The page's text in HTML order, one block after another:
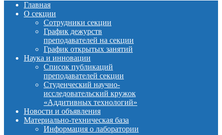
Главная
О секции
Сотрудники секции
График дежурств
преподавателей на секции
График открытых занятий
Наука и инновации
Список публикаций
преподавателей секции
Студенческий научно-
исследовательский кружок
«Аддитивных технологий»
Новости и объявления
Материально-техническая база
Информация о лаборатории